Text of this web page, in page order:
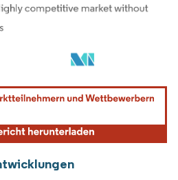
erfordert Namensnennung gemäß